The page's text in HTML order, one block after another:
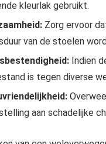
kleurlak gebruikt.
Zorg ervoor
van de stoelen
Indien
is tegen diverse
aan schadelijke